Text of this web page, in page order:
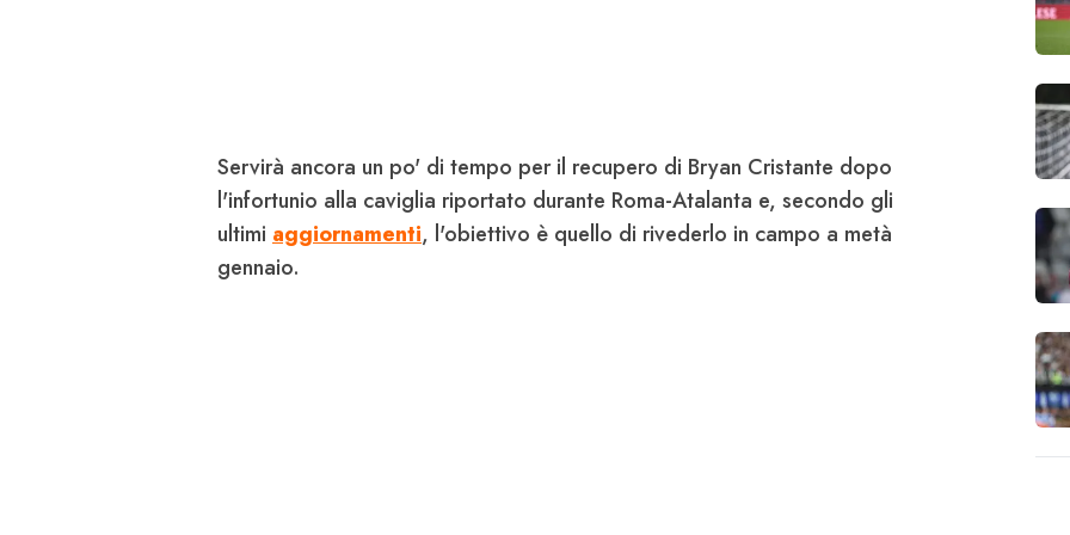
Servirà ancora un po' di tempo per il recupero di Bryan Cristante dopo
l'infortunio alla caviglia riportato durante Roma-Atalanta e, secondo gli
ultimi aggiornamenti, l'obiettivo è quello di rivederlo in campo a metà
gennaio.